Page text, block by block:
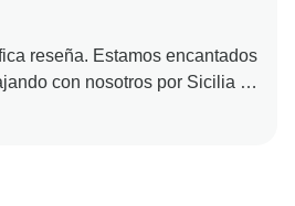
reseña. Estamos encantados
con nosotros por Sicilia y
Angelo. ¡Esperamos volver